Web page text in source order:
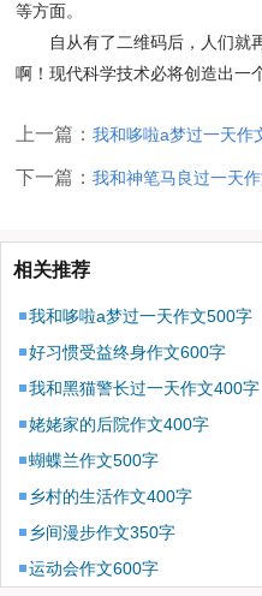
等方面。
自从有了二维码后，人们就
啊！现代科学技术必将创造出一
上一篇：我和哆啦a梦过一天作
下一篇：我和神笔马良过一天
相关推荐
我和哆啦a梦过一天作文500字
好习惯受益终身作文600字
我和黑猫警长过一天作文400字
姥姥家的后院作文400字
蝴蝶兰作文500字
乡村的生活作文400字
乡间漫步作文350字
运动会作文600字